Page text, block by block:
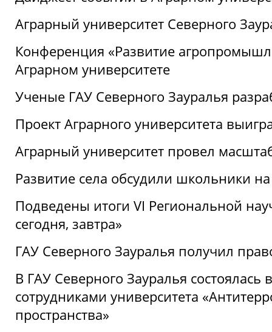
Аграрный университет Северного
Конференция «Развитие
Аграрном университете
Ученые ГАУ Северного Зауралья
Проект Аграрного университета
Аграрный университет провел
Развитие села обсудили школьники
Подведены итоги VI Региональной
сегодня, завтра»
ГАУ Северного Зауралья получил
В ГАУ Северного Зауралья состоялась
сотрудниками университета
пространства»